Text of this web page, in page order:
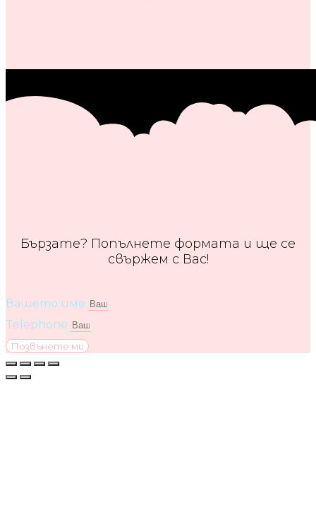
Бързате? Попълнете формата и ще се
свържем с Вас!
Вашето име
Telephone
Позвънете ми